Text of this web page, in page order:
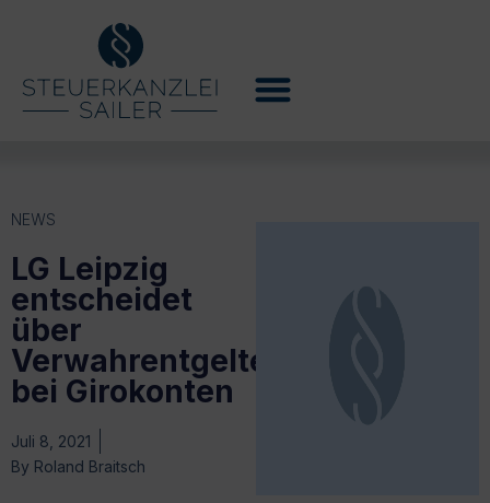
NEWS
LG Leipzig
entscheidet
über
Verwahrentgelte
bei Girokonten
Juli 8, 2021
By Roland Braitsch